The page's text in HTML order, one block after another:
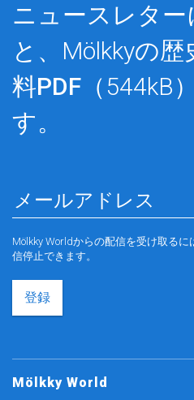
ニュースレター
と、Mölkkyの歴
料PDF （544kB
す。
Mölkky Worldからの配信を受け取る
信停止できます。
登録
Mölkky World